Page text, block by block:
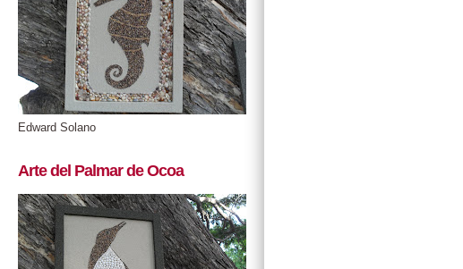
Edward Solano
Arte del Palmar de Ocoa